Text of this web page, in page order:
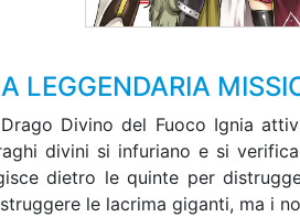
LEGGENDARIA
Divino del Fuoco Ignia
divini si infuriano e si
dietro le quinte per
le lacrima giganti, ma i